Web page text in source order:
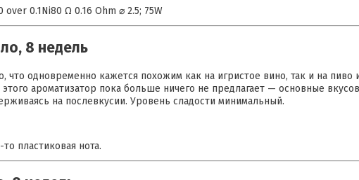
over 0.1Ni80 Ω 0.16 Ohm ⌀ 2.5; 75W
8 недель
что одновременно кажется похожим как на игристое вино, так и на пиво
ароматизатор пока больше ничего не предлагает — основные
на послевкусии. Уровень сладости минимальный.
пластиковая нота.